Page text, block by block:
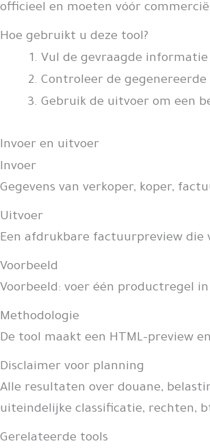
officieel en moeten vóór
Hoe gebruikt u deze tool?
Vul de gevraagde
Controleer de
Gebruik de uitvoer om een
Invoer en uitvoer
Invoer
Gegevens van verkoper, koper,
Uitvoer
Een afdrukbare factuurpreview
Voorbeeld
Voorbeeld: voer één productregel
Methodologie
De tool maakt een HTML-preview
Disclaimer voor planning
Alle resultaten over douane,
uiteindelijke classificatie, rechten,
Gerelateerde tools